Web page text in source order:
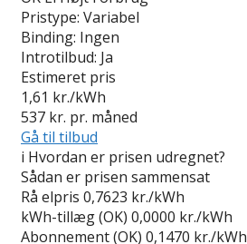
Pristype: Variabel
Binding: Ingen
Introtilbud: Ja
Estimeret pris
1,61 kr./kWh
537 kr. pr. måned
Gå til tilbud
i Hvordan er prisen udregnet?
Sådan er prisen sammensat
Rå elpris 0,7623 kr./kWh
kWh-tillæg (OK) 0,0000 kr./kWh
Abonnement (OK) 0,1470 kr./kWh